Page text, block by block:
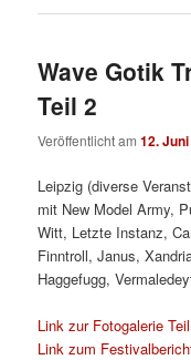
Wave Gotik
Teil 2
Veröffentlicht am12.
Leipzig (diverse
mit New Model Army,
Witt, Letzte Instanz,
Finntroll, Janus,
Haggefugg,
Link zur Fotogalerie
Link zum